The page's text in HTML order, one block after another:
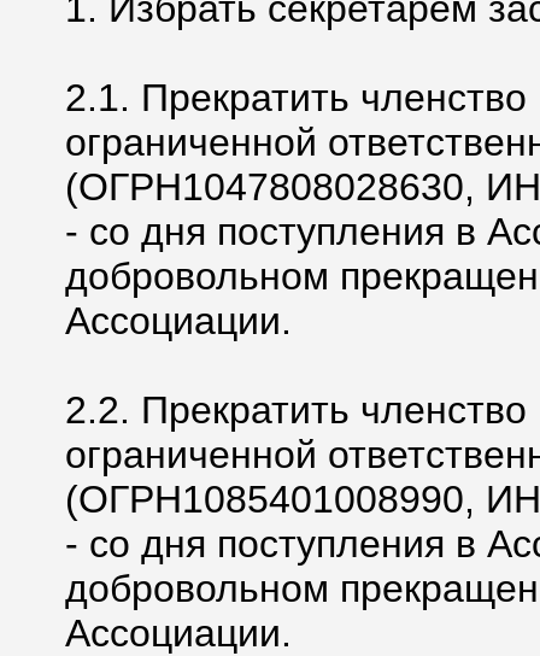
2.1. Прекратить
ограниченной
(ОГРН1047808028630,
- со дня поступления в
добровольном
Ассоциации.
2.2. Прекратить
ограниченной
(ОГРН1085401008990,
- со дня поступления в
добровольном
Ассоциации.